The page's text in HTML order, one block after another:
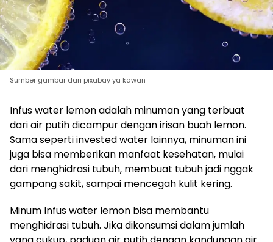
Sumber gambar dari pixabay ya kawan
Infus water lemon adalah minuman yang terbuat
dari air putih dicampur dengan irisan buah lemon.
Sama seperti invested water lainnya, minuman ini
juga bisa memberikan manfaat kesehatan, mulai
dari menghidrasi tubuh, membuat tubuh jadi nggak
gampang sakit, sampai mencegah kulit kering.
Minum Infus water lemon bisa membantu
menghidrasi tubuh. Jika dikonsumsi dalam jumlah